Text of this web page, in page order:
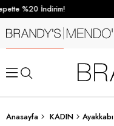
%20 İndirim!
Anasayfa KADIN Ayakkabı